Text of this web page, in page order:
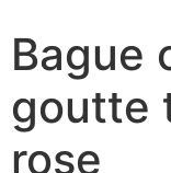
Bague
goutte
rose